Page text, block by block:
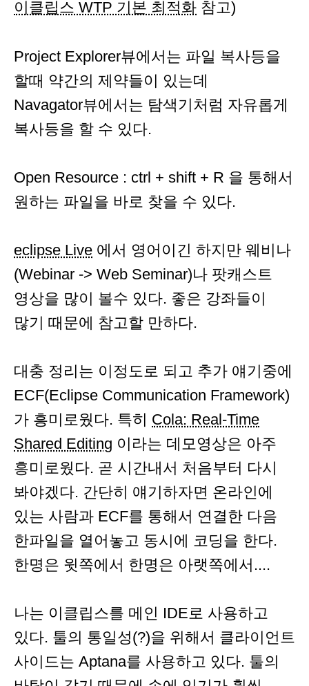
이클립스 WTP 기본 최적화 참고)
Project Explorer뷰에서는 파일 복사등을
할때 약간의 제약들이 있는데
Navagator뷰에서는 탐색기처럼 자유롭게
복사등을 할 수 있다.
Open Resource : ctrl + shift + R 을 통해서
원하는 파일을 바로 찾을 수 있다.
eclipse Live 에서 영어이긴 하지만 웨비나
(Webinar -> Web Seminar)나 팟캐스트
영상을 많이 볼수 있다. 좋은 강좌들이
많기 때문에 참고할 만하다.
대충 정리는 이정도로 되고 추가 얘기중에
ECF(Eclipse Communication Framework)
가 흥미로웠다. 특히 Cola: Real-Time
Shared Editing 이라는 데모영상은 아주
흥미로웠다. 곧 시간내서 처음부터 다시
봐야겠다. 간단히 얘기하자면 온라인에
있는 사람과 ECF를 통해서 연결한 다음
한파일을 열어놓고 동시에 코딩을 한다.
한명은 윗쪽에서 한명은 아랫쪽에서....
나는 이클립스를 메인 IDE로 사용하고
있다. 툴의 통일성(?)을 위해서 클라이언트
사이드는 Aptana를 사용하고 있다. 툴의